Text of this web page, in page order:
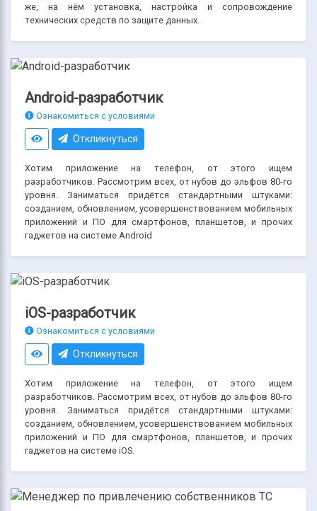
же, на нём установка, настройка и сопровождение
технических средств по защите данных.
Android-разработчик
Ознакомиться с условиями
Откликнуться
Хотим приложение на телефон, от этого ищем
разработчиков. Рассмотрим всех, от нубов до эльфов 80-го
уровня. Заниматься придётся стандартными штуками:
созданием, обновлением, усовершенствованием мобильных
приложений и ПО для смартфонов, планшетов, и прочих
гаджетов на системе Android
iOS-разработчик
Ознакомиться с условиями
Откликнуться
Хотим приложение на телефон, от этого ищем
разработчиков. Рассмотрим всех, от нубов до эльфов 80-го
уровня. Заниматься придётся стандартными штуками:
созданием, обновлением, усовершенствованием мобильных
приложений и ПО для смартфонов, планшетов, и прочих
гаджетов на системе iOS.